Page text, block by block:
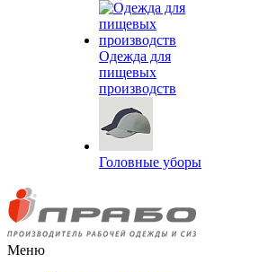
Одежда для
пищевых
производств
Головные уборы
Меню